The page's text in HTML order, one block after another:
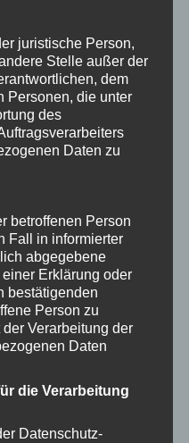
unserer
Zweck dieser
Nutzern die
zu erleichtern. Der
Cookies verwendet,
Besuch der
eingeben,
und dem auf dem
abgelegten Cookie
Beispiel ist das
Shop. Der
die ein Kunde in
hat, über ein Cookie.
Setzung von Cookies
mittels einer
juristische Person,
Stelle außer der
dem
Personen, die unter
des
Daten zu
betroffenen Person
Fall in informierter
abgegebene
Erklärung oder
bestätigenden
Person zu
Verarbeitung der
Daten
die Verarbeitung
Datenschutz-